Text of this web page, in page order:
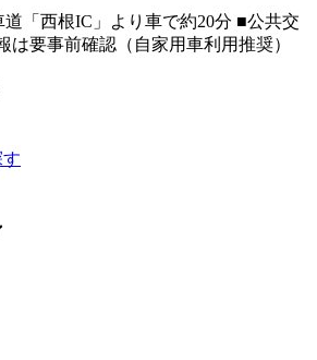
「西根IC」より車で約20分 ■公共交
は要事前確認（自家用車利用推奨）